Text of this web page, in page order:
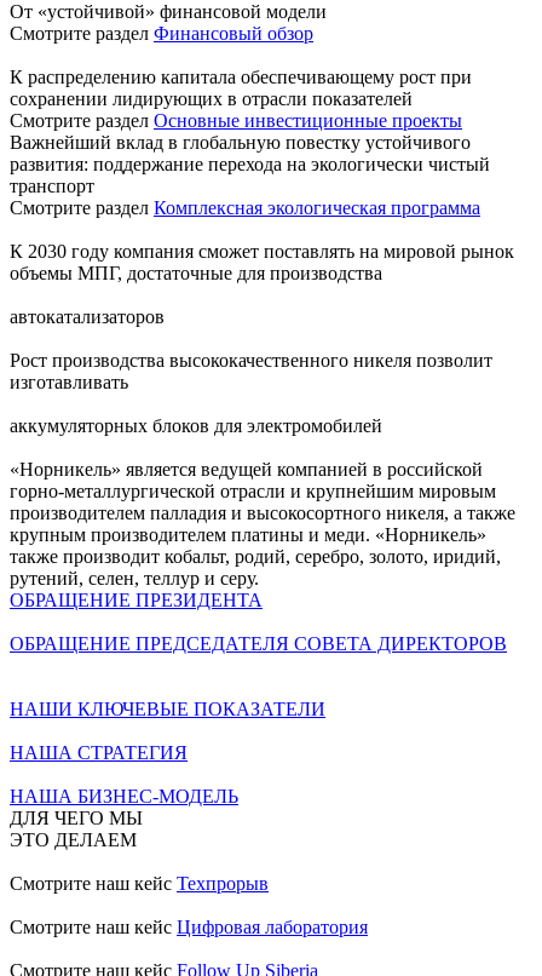
От «устойчивой» финансовой модели
Смотрите раздел Финансовый обзор
К распределению капитала обеспечивающему рост при
сохранении лидирующих в отрасли показателей
Смотрите раздел Основные инвестиционные проекты
Важнейший вклад в глобальную повестку устойчивого
развития: поддержание перехода на экологически чистый
транспорт
Смотрите раздел Комплексная экологическая программа
К 2030 году компания сможет поставлять на мировой рынок
объемы МПГ, достаточные для производства
автокатализаторов
Рост производства высококачественного никеля позволит
изготавливать
аккумуляторных блоков для электромобилей
«Норникель» является ведущей компанией в российской
горно-металлургической отрасли и крупнейшим мировым
производителем палладия и высокосортного никеля, а также
крупным производителем платины и меди. «Норникель»
также производит кобальт, родий, серебро, золото, иридий,
рутений, селен, теллур и серу.
ОБРАЩЕНИЕ ПРЕЗИДЕНТА
ОБРАЩЕНИЕ ПРЕДСЕДАТЕЛЯ СОВЕТА ДИРЕКТОРОВ
НАШИ КЛЮЧЕВЫЕ ПОКАЗАТЕЛИ
НАША СТРАТЕГИЯ
НАША БИЗНЕС-МОДЕЛЬ
ДЛЯ ЧЕГО МЫ
ЭТО ДЕЛАЕМ
Смотрите наш кейс Техпрорыв
Смотрите наш кейс Цифровая лаборатория
Смотрите наш кейс Follow Up Siberia